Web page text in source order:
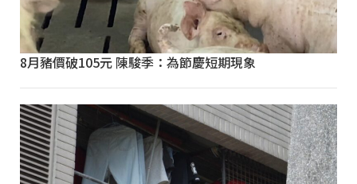
8月豬價破105元 陳駿季：為節慶短期現象